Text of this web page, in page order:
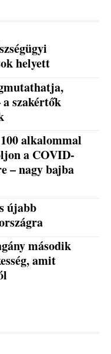
helyett
szakértők
alkalommal
a COVID-
– nagy bajba
újabb
második
amit